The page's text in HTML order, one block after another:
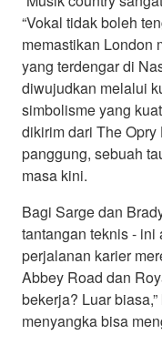
“Vokal tidak boleh
memastikan London
yang terdengar di
diwujudkan melalui
simbolisme yang
dikirim dari The
panggung, sebuah
masa kini.
Bagi Sarge dan
tantangan teknis - ini
perjalanan karier
Abbey Road dan
bekerja? Luar
menyangka bisa